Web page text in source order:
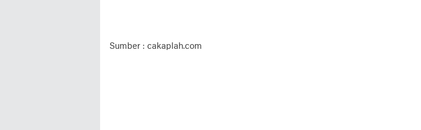
Sumber : cakaplah.com